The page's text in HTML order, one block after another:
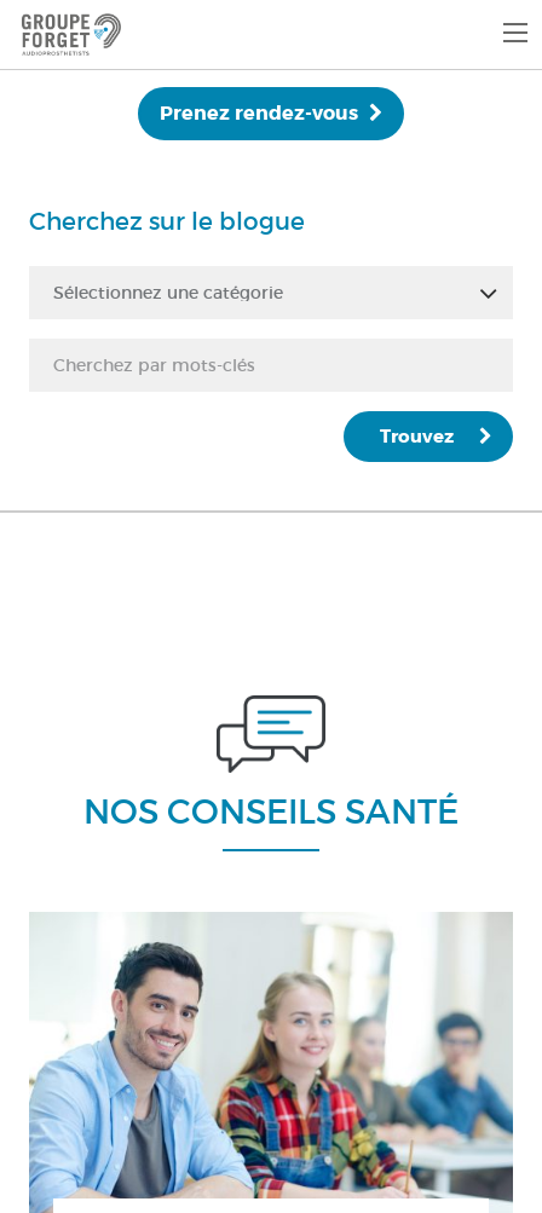
Prenez rendez-vous
Cherchez sur le blogue
Sélectionnez une catégorie
Trouvez
NOS CONSEILS SANTÉ